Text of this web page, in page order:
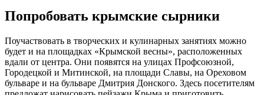
Попробовать крымские сырники
Поучаствовать в творческих и кулинарных занятиях можно
будет и на площадках «Крымской весны», расположенных
вдали от центра. Они появятся на улицах Профсоюзной,
Городецкой и Митинской, на площади Славы, на Ореховом
бульваре и на бульваре Дмитрия Донского. Здесь посетителям